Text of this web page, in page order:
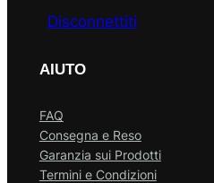
Disconnettiti
AIUTO
FAQ
Consegna e Reso
Garanzia sui Prodotti
Termini e Condizioni